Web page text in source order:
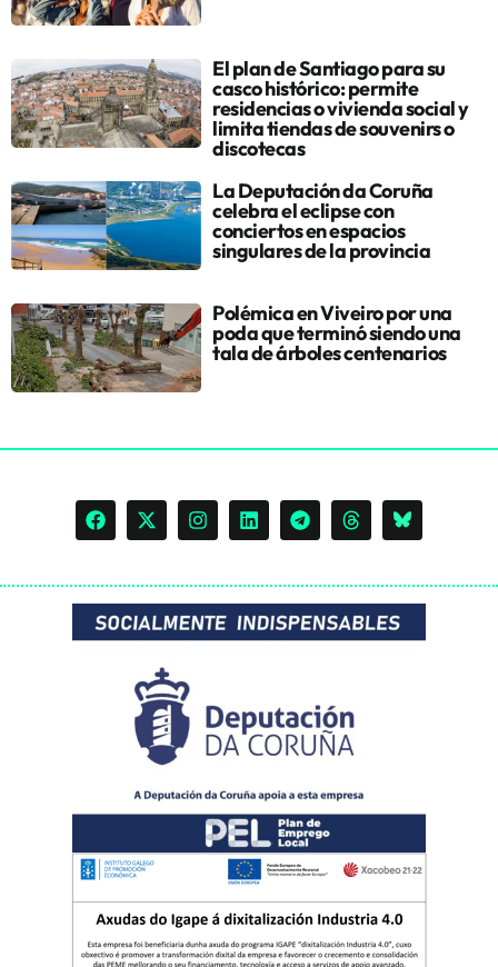
El plan de Santiago para su
casco histórico: permite
residencias o vivienda social y
limita tiendas de souvenirs o
discotecas
La Deputación da Coruña
celebra el eclipse con
conciertos en espacios
singulares de la provincia
Polémica en Viveiro por una
poda que terminó siendo una
tala de árboles centenarios